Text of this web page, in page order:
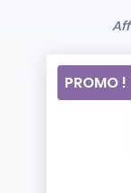
PROMO !